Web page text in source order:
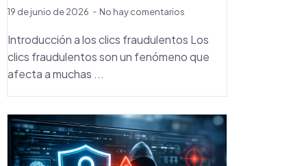
19 de junio de 2026 No hay comentarios
Introducción a los clics fraudulentos Los
clics fraudulentos son un fenómeno que
afecta a muchas ...